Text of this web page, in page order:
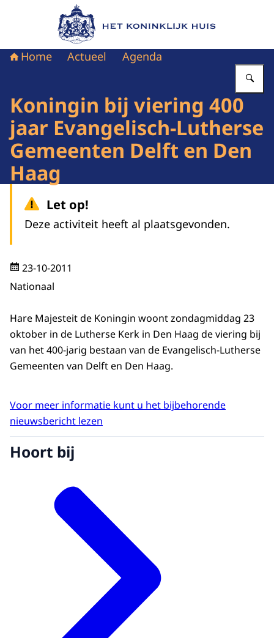
Naar de homepage van Het Koninklijk Huis
Home Actueel Agenda
Koningin bij viering 400
jaar Evangelisch-Lutherse
Gemeenten Delft en Den
Haag
Let op!
Deze activiteit heeft al plaatsgevonden.
23-10-2011
Nationaal
Hare Majesteit de Koningin woont zondagmiddag 23
oktober in de Lutherse Kerk in Den Haag de viering bij
van het 400-jarig bestaan van de Evangelisch-Lutherse
Gemeenten van Delft en Den Haag.
Voor meer informatie kunt u het bijbehorende
nieuwsbericht lezen
Hoort bij